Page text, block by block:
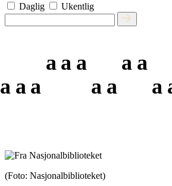
Daglig
Ukentlig
a
a
a
a
a
(Foto: Nasjonalbiblioteket)